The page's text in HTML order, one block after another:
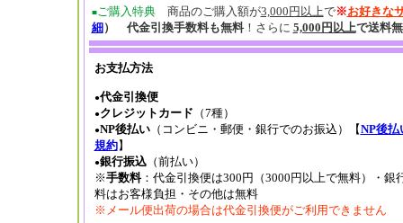
■ご購入特典商品のご購入額が3,000円以上で※お好きな
細） 代金引換手数料も無料！さらに 5,000円以上で送料
お支払方法
●代金引換便
●クレジットカード （7種）
●NP後払い（コンビニ・郵便・銀行でのお振込）【NP後払
規約】
●銀行振込（前払い）
※手数料：代金引換便は300円（3000円以上で無料）・銀
料はお客様負担・その他は無料
※メール便出荷の場合は代金引換便がご利用できません